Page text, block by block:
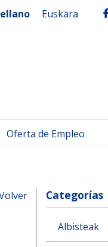
Euskara
Oferta de Empleo
Categorías
Albisteak